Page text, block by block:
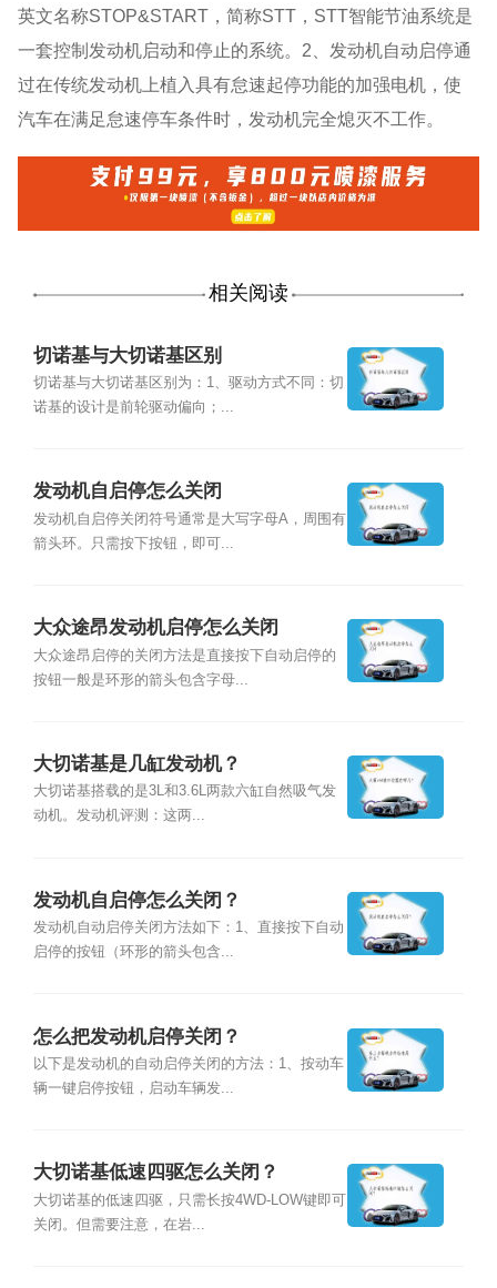
英文名称STOP&START，简称STT，STT智能节油系统是
一套控制发动机启动和停止的系统。2、发动机自动启停通
过在传统发动机上植入具有怠速起停功能的加强电机，使
汽车在满足怠速停车条件时，发动机完全熄灭不工作。
相关阅读
切诺基与大切诺基区别
切诺基与大切诺基区别为：1、驱动方式不同：切
诺基的设计是前轮驱动偏向；...
发动机自启停怎么关闭
发动机自启停关闭符号通常是大写字母A，周围有
箭头环。只需按下按钮，即可...
大众途昂发动机启停怎么关闭
大众途昂启停的关闭方法是直接按下自动启停的
按钮一般是环形的箭头包含字母...
大切诺基是几缸发动机？
大切诺基搭载的是3L和3.6L两款六缸自然吸气发
动机。发动机评测：这两...
发动机自启停怎么关闭？
发动机自动启停关闭方法如下：1、直接按下自动
启停的按钮（环形的箭头包含...
怎么把发动机启停关闭？
以下是发动机的自动启停关闭的方法：1、按动车
辆一键启停按钮，启动车辆发...
大切诺基低速四驱怎么关闭？
大切诺基的低速四驱，只需长按4WD-LOW键即可
关闭。但需要注意，在岩...